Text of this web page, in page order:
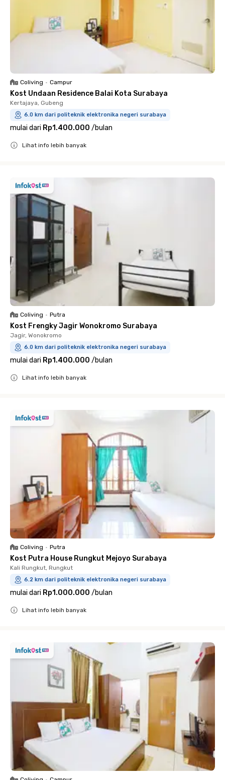
Coliving • Campur
Kost Undaan Residence Balai Kota Surabaya
Kertajaya, Gubeng
6.0 km dari politeknik elektronika negeri surabaya
mulai dari Rp1.400.000 /bulan
Lihat info lebih banyak
Coliving • Putra
Kost Frengky Jagir Wonokromo Surabaya
Jagir, Wonokromo
6.0 km dari politeknik elektronika negeri surabaya
mulai dari Rp1.400.000 /bulan
Lihat info lebih banyak
Coliving • Putra
Kost Putra House Rungkut Mejoyo Surabaya
Kali Rungkut, Rungkut
6.2 km dari politeknik elektronika negeri surabaya
mulai dari Rp1.000.000 /bulan
Lihat info lebih banyak